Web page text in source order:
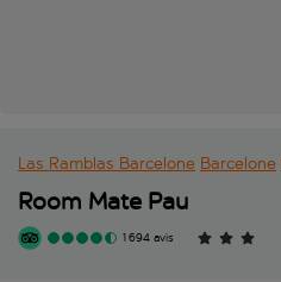
Las Ramblas Barcelone Barcelone
Room Mate Pau
1 694 avis